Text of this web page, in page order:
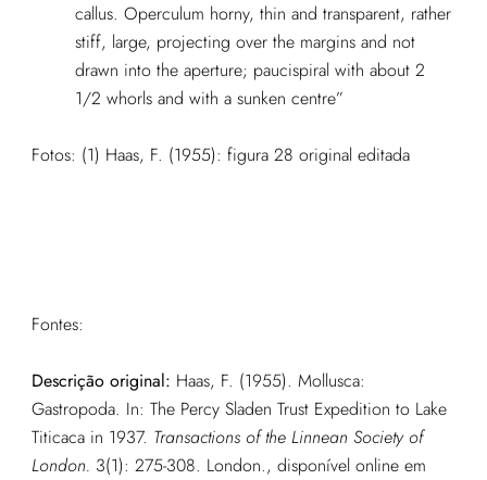
callus. Operculum horny, thin and transparent, rather
stiff, large, projecting over the margins and not
drawn into the aperture; paucispiral with about 2
1/2 whorls and with a sunken centre”
Fotos: (1) Haas, F. (1955): figura 28 original editada
Fontes:
Descrição original: Haas, F. (1955). Mollusca:
Gastropoda. In: The Percy Sladen Trust Expedition to Lake
Titicaca in 1937. Transactions of the Linnean Society of
London. 3(1): 275-308. London., disponível online em